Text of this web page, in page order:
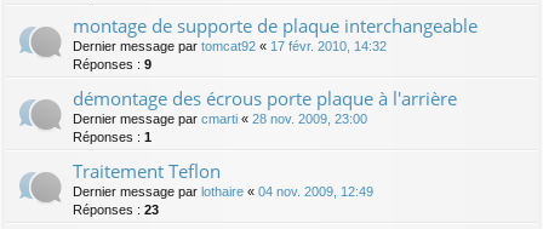
montage de supporte de plaque interchangeable
Dernier message par tomcat92 « 17 févr. 2010, 14:32
Réponses : 9
démontage des écrous porte plaque à l'arrière
Dernier message par cmarti « 28 nov. 2009, 23:00
Réponses : 1
Traitement Teflon
Dernier message par lothaire « 04 nov. 2009, 12:49
Réponses : 23